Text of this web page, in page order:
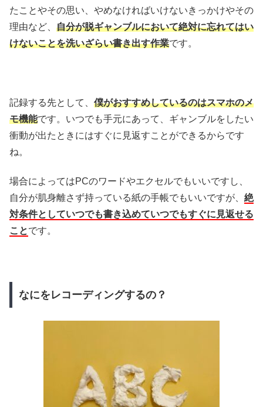
たことやその思い、やめなければいけないきっかけやその
理由など、 自分が脱ギャンブルにおいて絶対に忘れてはい
けないことを洗いざらい書き出す作業です。
記録する先として、 僕がおすすめしているのはスマホのメ
モ機能です。いつでも手元にあって、ギャンブルをしたい
衝動が出たときにはすぐに見返すことができるからです
ね。
場合によってはPCのワードやエクセルでもいいですし、
自分が肌身離さず持っている紙の手帳でもいいですが、 絶
対条件としていつでも書き込めていつでもすぐに見返せる
ことです。
なにをレコーディングするの？